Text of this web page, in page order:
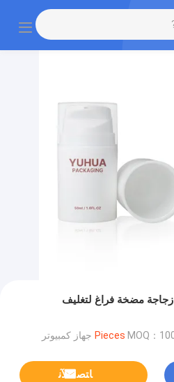
تخصيص شعار اسطوانة PP زجاجة مضخة فراغ لتغليف
MOQ：10000 جهاز كمبيوتر
ﺎﺘﺼﻟ ﺍﻶﻧ